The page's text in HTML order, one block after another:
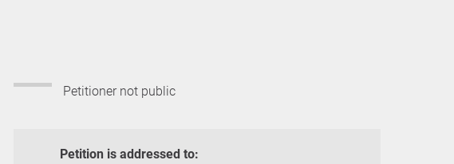
Petitioner not public
Petition is addressed to: